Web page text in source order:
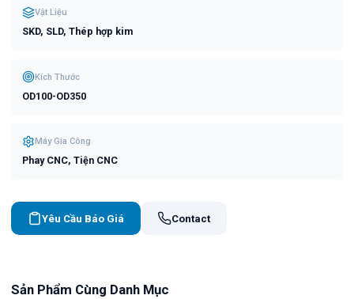
Vật Liệu
SKD, SLD, Thép hợp kim
Kích Thước
OD100-OD350
Máy Gia Công
Phay CNC, Tiện CNC
Yêu Cầu Báo Giá Contact
Sản Phẩm Cùng Danh Mục